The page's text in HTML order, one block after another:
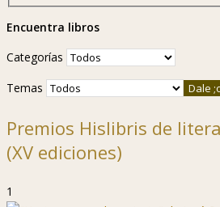
Encuentra libros
Categorías
Temas
Premios Hislibris de
(XV ediciones)
1